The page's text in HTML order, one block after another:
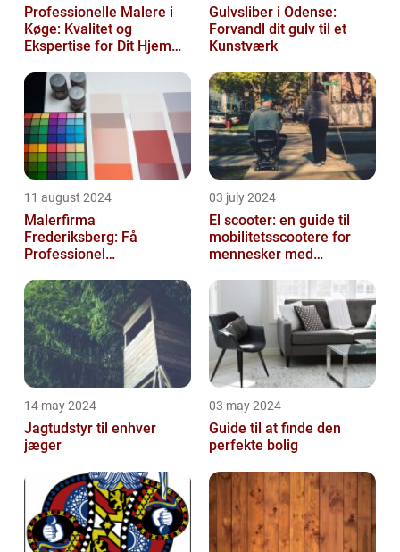
Professionelle Malere i
Køge: Kvalitet og
Ekspertise for Dit Hjem
Gulvsliber i Odense:
Forvandl dit gulv til et
Kunstværk
11 august 2024
Malerfirma
Frederiksberg: Få
Professionel
eller virksomhed
03 july 2024
El scooter: en guide til
mobilitetsscootere for
mennesker med
14 may 2024
Jagtudstyr til enhver
jæger
03 may 2024
Guide til at finde den
perfekte bolig